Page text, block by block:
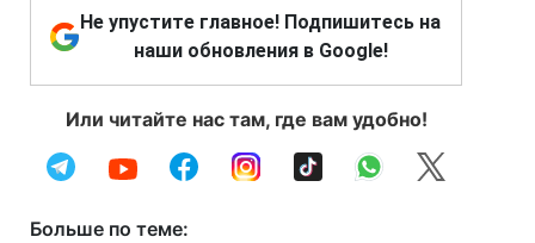
Не упустите главное! Подпишитесь на
наши обновления в Google!
Или читайте нас там, где вам удобно!
Больше по теме: